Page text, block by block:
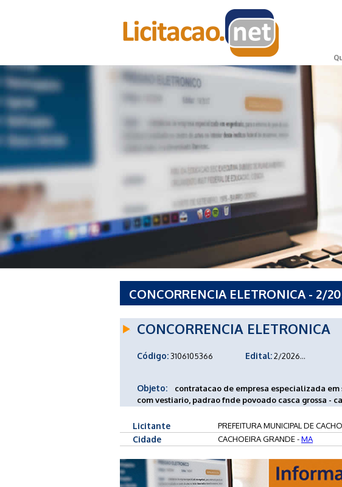
CONCORRENCIA ELETRONICA - 2/
CONCORRENCIA ELETRONICA
Código:3106105366 Edital:2/2026...
Objeto:
contratacao de empresa especializada
com vestiario, padrao fnde povoado casca grossa -
Licitante PREFEITURA MUNICIPAL DE
Cidade CACHOEIRA GRANDE -MA